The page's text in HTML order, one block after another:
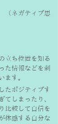
（ネガティブ思
立ち位置を知る
た情報などを刺
ます。
たポジティブす
てしまったり、
比較して自信を
体感する自分な